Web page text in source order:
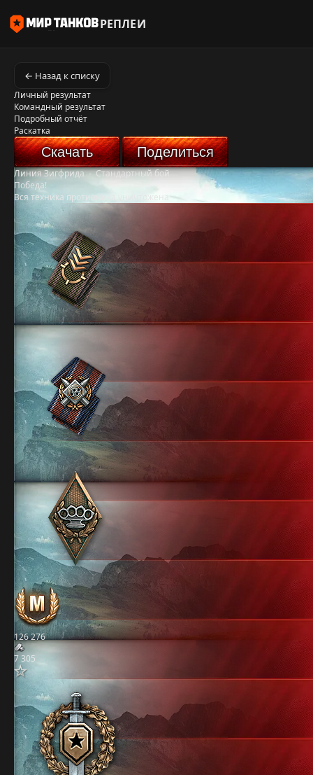
РЕПЛЕИ
← Назад к списку
Личный результат
Командный результат
Подробный отчёт
Раскатка
Скачать Поделиться
Линия Зигфрида-Стандартный бой
Победа!
Вся техника противника уничтожена
126 276
7 305